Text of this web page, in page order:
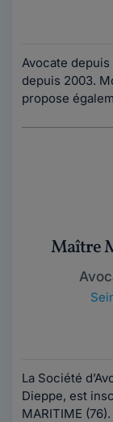
Avocate
depuis 2003.
propose
Maître
La Société
Dieppe, est
MARITIME